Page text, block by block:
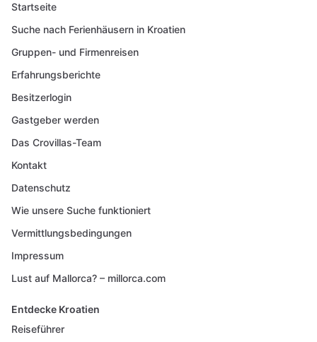
Startseite
Suche nach Ferienhäusern in Kroatien
Gruppen- und Firmenreisen
Erfahrungsberichte
Besitzerlogin
Gastgeber werden
Das Crovillas-Team
Kontakt
Datenschutz
Wie unsere Suche funktioniert
Vermittlungsbedingungen
Impressum
Lust auf Mallorca? – millorca.com
Entdecke Kroatien
Reiseführer